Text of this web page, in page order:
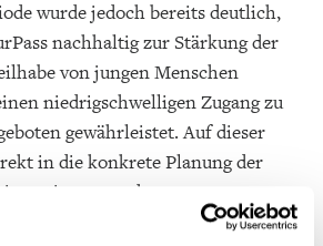
wurde jedoch bereits deutlich,
nachhaltig zur Stärkung der
von jungen Menschen
niedrigschwelligen Zugang zu
gewährleistet. Auf dieser
in die konkrete Planung der
werden.
Urheberrechte sollen laut